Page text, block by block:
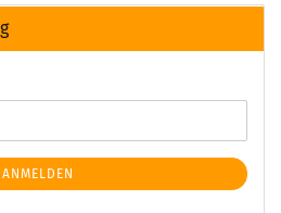
ANMELDEN